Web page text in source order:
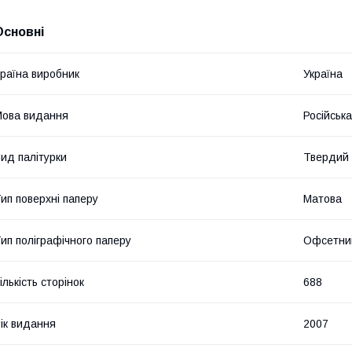
виробник Україна
видання Російська
палітурки Твердий
поверхні паперу Матова
поліграфічного паперу
сторінок 688
видання 2007